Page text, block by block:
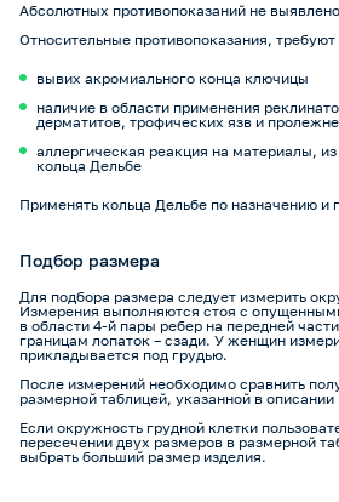
Абсолютных противопоказаний не
Относительные противопоказания, требуют
вывих акромиального конца ключицы
наличие в области применения
дерматитов, трофических язв и
аллергическая реакция на материалы,
кольца Дельбе
Применять кольца Дельбе по назначению и
Подбор размера
Для подбора размера следует измерить
Измерения выполняются стоя с
в области 4-й пары ребер на передней
границам лопаток – сзади. У женщин
прикладывается под грудью.
После измерений необходимо сравнить
размерной таблицей, указанной в описании
Если окружность грудной клетки
пересечении двух размеров в размерной
выбрать больший размер изделия.